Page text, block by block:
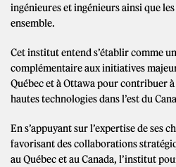
ingénieures et ingénieurs ainsi que
ensemble.
Cet institut entend s’établir comme
complémentaire aux initiatives
Québec et à Ottawa pour contribuer
hautes technologies dans l’est du
En s’appuyant sur l’expertise de ses
favorisant des collaborations
au Québec et au Canada, l’institut